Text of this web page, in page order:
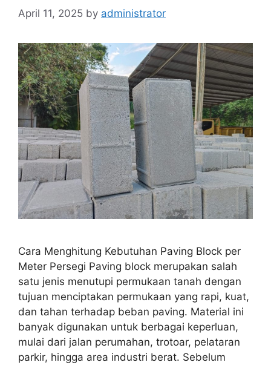
April 11, 2025 by administrator
Cara Menghitung Kebutuhan Paving Block per
Meter Persegi Paving block merupakan salah
satu jenis menutupi permukaan tanah dengan
tujuan menciptakan permukaan yang rapi, kuat,
dan tahan terhadap beban paving. Material ini
banyak digunakan untuk berbagai keperluan,
mulai dari jalan perumahan, trotoar, pelataran
parkir, hingga area industri berat. Sebelum